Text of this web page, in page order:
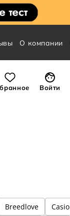
О компании
Войти
Breedlove Casio